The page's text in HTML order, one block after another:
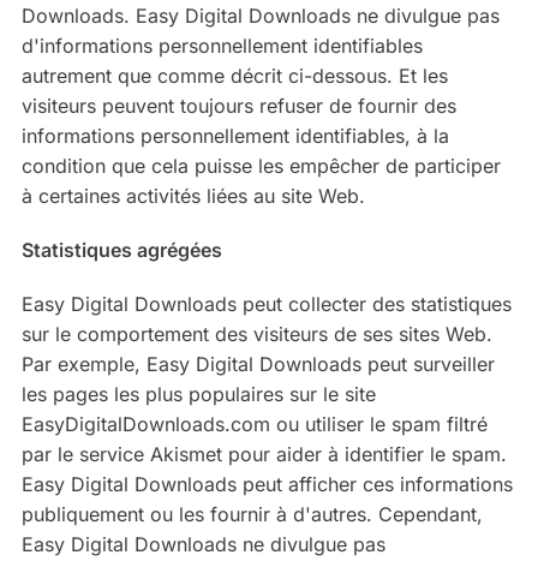
Downloads. Easy Digital Downloads ne divulgue pas
d'informations personnellement identifiables
autrement que comme décrit ci-dessous. Et les
visiteurs peuvent toujours refuser de fournir des
informations personnellement identifiables, à la
condition que cela puisse les empêcher de participer
à certaines activités liées au site Web.
Statistiques agrégées
Easy Digital Downloads peut collecter des statistiques
sur le comportement des visiteurs de ses sites Web.
Par exemple, Easy Digital Downloads peut surveiller
les pages les plus populaires sur le site
EasyDigitalDownloads.com ou utiliser le spam filtré
par le service Akismet pour aider à identifier le spam.
Easy Digital Downloads peut afficher ces informations
publiquement ou les fournir à d'autres. Cependant,
Easy Digital Downloads ne divulgue pas